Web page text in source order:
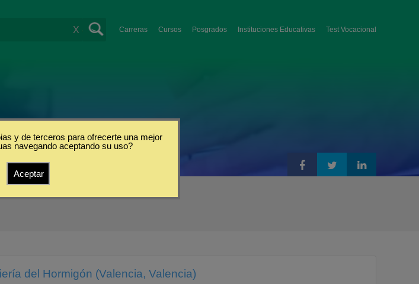
Carreras Cursos Posgrados Instituciones Educativas Test Vocacional
X
del Hormigón (Valencia, Valencia)
y de terceros para ofrecerte una mejor
navegando aceptando su uso?
Aceptar